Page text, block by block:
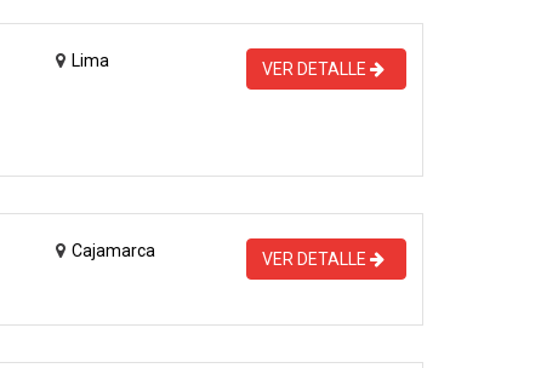
Lima VER DETALLE
Cajamarca VER DETALLE